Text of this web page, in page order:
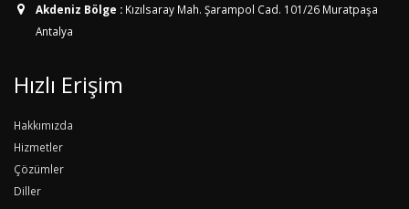
Akdeniz Bölge : Kızılsaray Mah. Şarampol Cad. 101/26 Muratpaşa
Antalya
Hızlı Erişim
Hakkımızda
Hizmetler
Çözümler
Diller